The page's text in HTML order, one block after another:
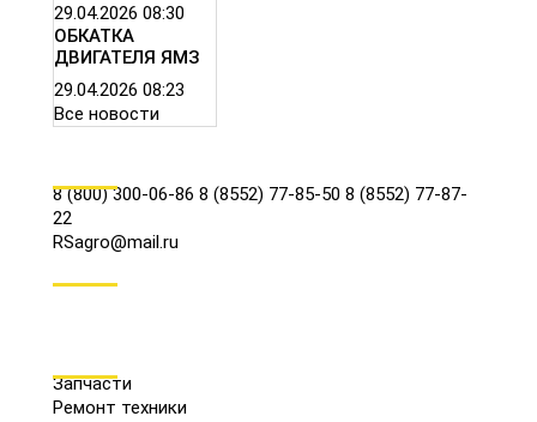
29.04.2026 08:30
ОБКАТКА
ДВИГАТЕЛЯ ЯМЗ
29.04.2026 08:23
Все новости
8 (800) 300-06-86 8 (8552) 77-85-50 8 (8552) 77-87-
22
RSagro@mail.ru
Запчасти
Ремонт техники